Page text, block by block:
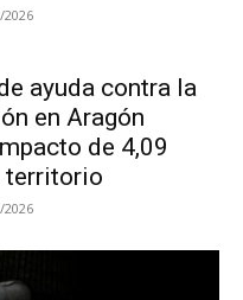
2026
ayuda contra la
en Aragón
de 4,09
territorio
2026